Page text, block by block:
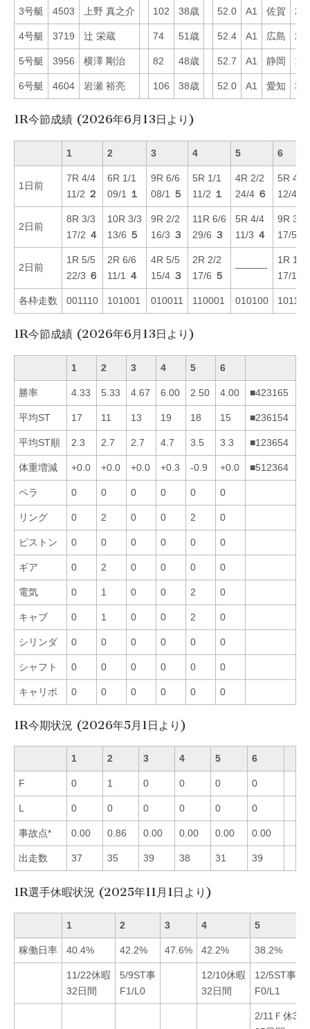
3号艇 4503 上野 真之介 102 38歳 52.0 A1 佐賀 20
4号艇 3719 辻 栄蔵 74 51歳 52.4 A1 広島 21
5号艇 3956 横澤 剛治 82 48歳 52.7 A1 静岡 13
6号艇 4604 岩瀬 裕亮 106 38歳 52.0 A1 愛知 31
1R今節成績 (2026年6月13日より)
1 2 3 4 5 6
1日前
7R 4/4
11/2 ２
6R 1/1
09/1
１
9R 6/6
08/1
５
5R 1/1
11/2 １
4R 2/2
24/4 ６
5R 4/4
12/4
2日前
8R 3/3
17/2 ４
10R 3/3
13/6 ５
9R 2/2
16/3 ３
11R 6/6
29/6 ３
5R 4/4
11/3 ４
9R 3/3
17/5
2日前
1R 5/5
22/3 ６
2R 6/6
11/1
４
4R 5/5
15/4 ３
2R 2/2
17/6 ５
———-
1R 1/1
17/1
各枠走数 001110 101001 010011 110001 010100 101100
1R今節成績 (2026年6月13日より)
1 2 3 4 5 6
勝率 4.33 5.33 4.67 6.00 2.50 4.00 ■423165
平均ST 17 11 13 19 18 15 ■236154
平均ST順 2.3 2.7 2.7 4.7 3.5 3.3 ■123654
体重増減 +0.0 +0.0 +0.0 +0.3 -0.9 +0.0 ■512364
ペラ 0 0 0 0 0 0
リング 0 2 0 0 2 0
ピストン 0 0 0 0 0 0
ギア 0 2 0 0 0 0
電気 0 1 0 0 2 0
キャブ 0 1 0 0 2 0
シリンダ 0 0 0 0 0 0
シャフト 0 0 0 0 0 0
キャリボ 0 0 0 0 0 0
1R今期状況 (2026年5月1日より)
1 2 3 4 5 6
F 0 1 0 0 0 0
L 0 0 0 0 0 0
事故点* 0.00 0.86 0.00 0.00 0.00 0.00
出走数 37 35 39 38 31 39
1R選手休暇状況 (2025年11月1日より)
1 2 3 4 5
稼働日率 40.4% 42.2% 47.6% 42.2% 38.2%
11/22休暇
32日間
5/9ST事
F1/L0
12/10休暇
32日間
12/5ST事
F0/L1
2/11Ｆ休30